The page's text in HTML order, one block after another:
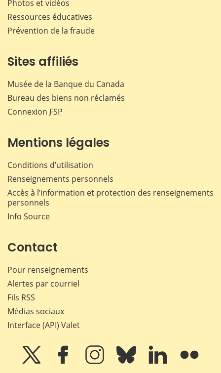
Photos et vidéos
Ressources éducatives
Prévention de la fraude
Sites affiliés
Musée de la Banque du Canada
Bureau des biens non réclamés
Connexion FSP
Mentions légales
Conditions d’utilisation
Renseignements personnels
Accès à l’information et protection des renseignements
personnels
Info Source
Contact
Pour renseignements
Alertes par courriel
Fils RSS
Médias sociaux
Interface (API) Valet